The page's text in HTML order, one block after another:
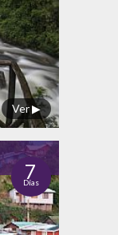
Ver ▶
7
Días